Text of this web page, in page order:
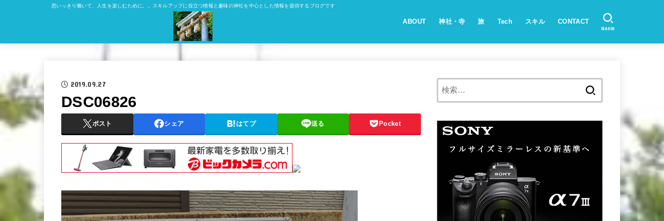
思いっきり働いて、人生を楽しむために。。スキルアップに役立つ情報と趣味の神社を中心とした情報を提供するブログです
ABOUT 神社・寺 旅 Tech スキル CONTACT
SEARCH
2019.09.27
DSC06826
ポスト シェア はてブ 送る Pocket